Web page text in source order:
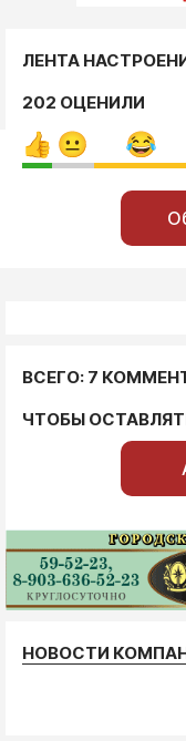
ЛЕНТА
202 ОЦЕНИЛИ
ВСЕГО: 7
ЧТОБЫ
НОВОСТИ